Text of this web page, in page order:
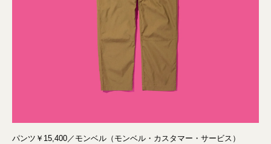
パンツ￥15,400／モンベル（モンベル・カスタマー・サービス）